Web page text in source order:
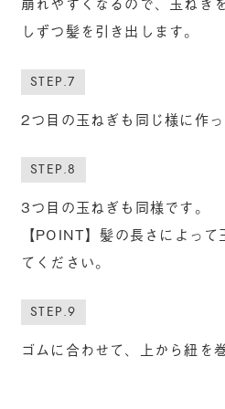
しずつ髪を引き出します。
STEP.7
2つ目の玉ねぎも同じ様に作っ
STEP.8
3つ目の玉ねぎも同様です。
【POINT】髪の長さによっ
てください。
STEP.9
ゴムに合わせて、上から紐を